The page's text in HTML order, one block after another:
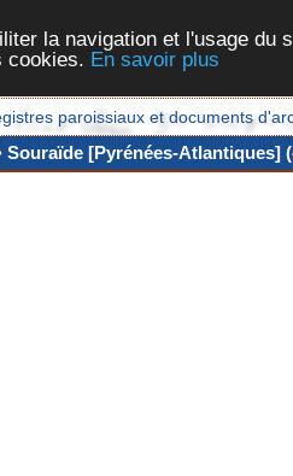
la navigation et l'usage
cookies. En savoir plus
paroissiaux et documents
Souraïde [Pyrénées-Atlantiques]